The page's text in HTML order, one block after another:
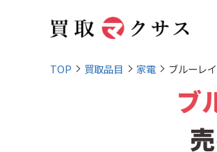
TOP 買取品目 家電 ブルーレ
ブ